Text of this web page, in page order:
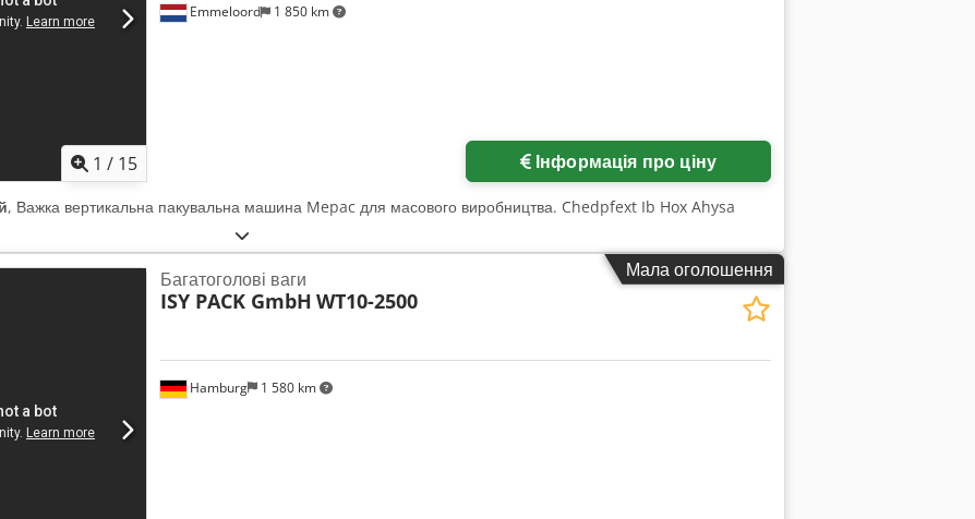
1 / 15
Emmeloord 1 850 km
Інформація про ціну
, Важка вертикальна пакувальна машина Mepac для масового виробництва. Chedpfext Ib Hox Ahysa
Мала оголошення
Hamburg 1 580 km
Багатоголові ваги
ISY PACK GmbH WT10-2500